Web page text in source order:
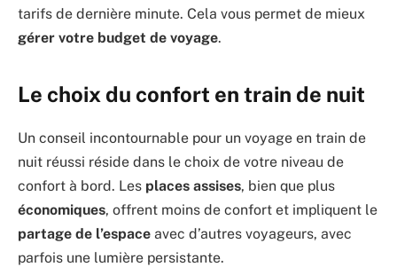
tarifs de dernière minute. Cela vous permet de mieux
gérer votre budget de voyage.
Le choix du confort en train de nuit
Un conseil incontournable pour un voyage en train de
nuit réussi réside dans le choix de votre niveau de
confort à bord. Les places assises, bien que plus
économiques, offrent moins de confort et impliquent le
partage de l’espace avec d’autres voyageurs, avec
parfois une lumière persistante.